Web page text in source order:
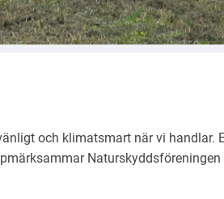
och klimatsmart när vi handlar.